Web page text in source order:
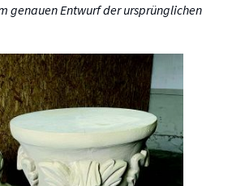
genauen Entwurf der ursprünglichen